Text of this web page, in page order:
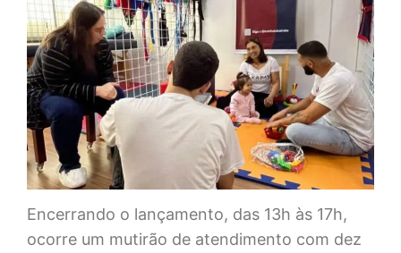
Encerrando o lançamento, das 13h às 17h,
ocorre um mutirão de atendimento com dez